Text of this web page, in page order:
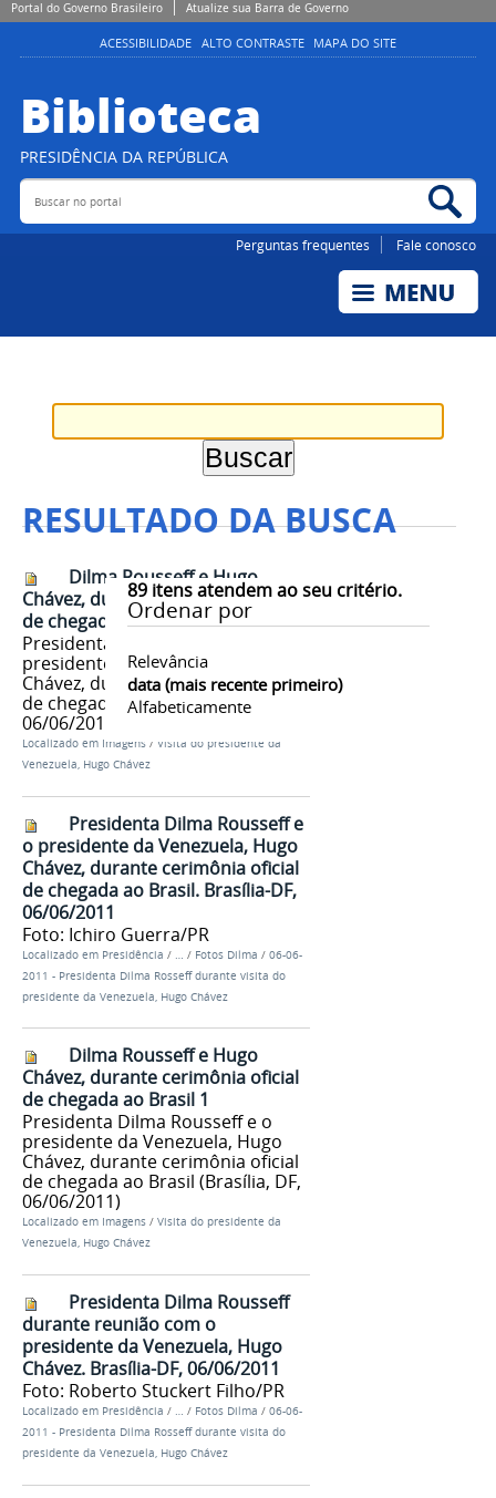
Portal do Governo Brasileiro Atualize sua Barra de Governo
ACESSIBILIDADE ALTO CONTRASTE MAPA DO SITE
Biblioteca
PRESIDÊNCIA DA REPÚBLICA
Buscar no portal
Perguntas frequentes Fale conosco
RESULTADO DA BUSCA
89itens atendem ao seu critério.
Ordenar por
Relevância
data (mais recente primeiro)
Alfabeticamente
Dilma Rousseff e Hugo
Chávez, durante cerimônia oficial
de chegada ao Brasil 2
Presidenta Dilma Rousseff e o
presidente da Venezuela, Hugo
Chávez, durante cerimônia oficial
de chegada ao Brasil (Brasília, DF,
06/06/2011)
Localizado em Imagens / Visita do presidente da
Venezuela, Hugo Chávez
Presidenta Dilma Rousseff e
o presidente da Venezuela, Hugo
Chávez, durante cerimônia oficial
de chegada ao Brasil. Brasília-DF,
06/06/2011
Foto: Ichiro Guerra/PR
Localizado em Presidência / / Fotos Dilma / 06-06-
2011 - Presidenta Dilma Rosseff durante visita do
presidente da Venezuela, Hugo Chávez
Dilma Rousseff e Hugo
Chávez, durante cerimônia oficial
de chegada ao Brasil 1
Presidenta Dilma Rousseff e o
presidente da Venezuela, Hugo
Chávez, durante cerimônia oficial
de chegada ao Brasil (Brasília, DF,
06/06/2011)
Localizado em Imagens / Visita do presidente da
Venezuela, Hugo Chávez
Presidenta Dilma Rousseff
durante reunião com o
presidente da Venezuela, Hugo
Chávez. Brasília-DF, 06/06/2011
Foto: Roberto Stuckert Filho/PR
Localizado em Presidência / … / Fotos Dilma / 06-06-
2011 - Presidenta Dilma Rosseff durante visita do
presidente da Venezuela, Hugo Chávez